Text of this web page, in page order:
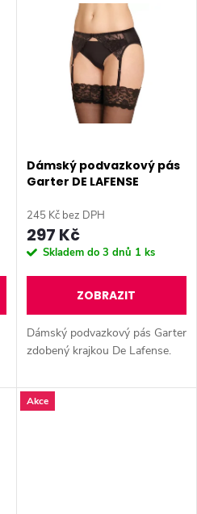
Dámský podvazkový pás
Garter DE LAFENSE
245 Kč bez DPH
297 Kč
Skladem do 3 dnů 1 ks
ZOBRAZIT
Dámský podvazkový pás Garter
zdobený krajkou De Lafense.
Akce